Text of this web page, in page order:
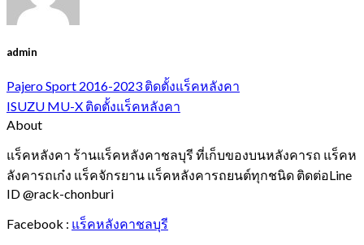
admin
Pajero Sport 2016-2023 ติดตั้งแร็คหลังคา
ISUZU MU-X ติดตั้งแร็คหลังคา
About
แร็คหลังคา ร้านแร็คหลังคาชลบุรี ที่เก็บของบนหลังคารถ แร็คห
ลังคารถเก๋ง แร็คจักรยาน แร็คหลังคารถยนต์ทุกชนิด ติดต่อLine
ID @rack-chonburi
Facebook : แร็คหลังคาชลบุรี